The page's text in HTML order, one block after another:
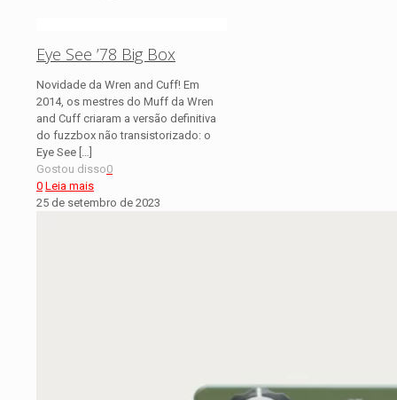
Eye See ’78 Big Box
Novidade da Wren and Cuff! Em
2014, os mestres do Muff da Wren
and Cuff criaram a versão definitiva
do fuzzbox não transistorizado: o
Eye See
Gostou disso0
0 Leia mais
25 de setembro de 2023